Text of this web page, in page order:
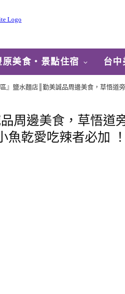
原美食‧景點住宿 台中
區』鹽水麵店║勤美誠品周邊美食，草悟道
周邊美食，草悟道
乾愛吃辣者必加 ！